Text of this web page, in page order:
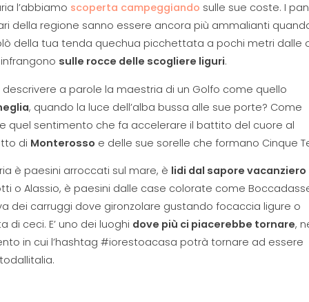
l’abbiamo scoperta campeggiando sulle sue coste. I
della regione sanno essere ancora più ammalianti
della tua tenda quechua picchettata a pochi metri dalle
sulle rocce delle scogliere liguri.
a parole la maestria di un Golfo come quello
, quando la luce dell’alba bussa alle sue porte? Come
quel sentimento che fa accelerare il battito del cuore al
di Monterosso e delle sue sorelle che formano Cinque
è paesini arroccati sul mare, è lidi dal sapore vacanziero
o Alassio, è paesini dalle case colorate come
dei carruggi dove gironzolare gustando focaccia ligure o
di ceci. E’ uno dei luoghi dove più ci piacerebbe tornare,
in cui l’hashtag #iorestoacasa potrà tornare ad essere